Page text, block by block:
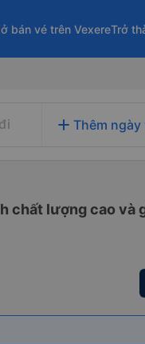
bán vé trên VexereTrở
add Thêm ngày
chất lượng cao và